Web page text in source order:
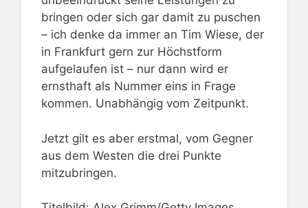
bringen oder sich gar damit zu puschen
– ich denke da immer an Tim Wiese, der
in Frankfurt gern zur Höchstform
aufgelaufen ist – nur dann wird er
ernsthaft als Nummer eins in Frage
kommen. Unabhängig vom Zeitpunkt.
Jetzt gilt es aber erstmal, vom Gegner
aus dem Westen die drei Punkte
mitzubringen.